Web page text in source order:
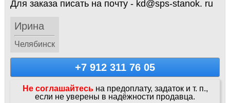
Для заказа писать на почту - kd@sps-stanok. ru
Ирина
Челябинск
+7 912 311 76 05
Не соглашайтесь на предоплату, задаток и т. п.,
если не уверены в надёжности продавца.